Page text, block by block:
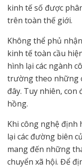
kinh tế số được
trên toàn thế giới.
Không thể phủ
kinh tế toàn cầu
hình lại các ngành
trường theo những
đây. Tuy nhiên,
hồng.
Khi công nghệ
lại các đường biên
mang đến những
chuyển xã hội. Để